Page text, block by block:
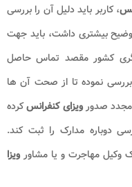
، کاربر باید دلیل آن را بررسی
بیشتری داشت، باید جهت
کشور مقصد تماس حاصل
بررسی نموده تا از صحت آن ها
مجدد صدورویزای کنفرانسکرده
دوباره مدارک را ثبت کند.
وکیل مهاجرت و یا مشاور ویزا